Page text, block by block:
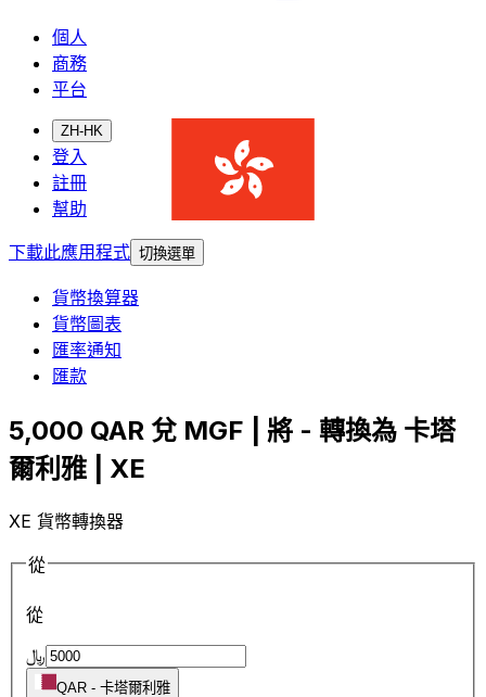
個人
商務
平台
ZH-HK
登入
註冊
幫助
下載此應用程式 切換選單
貨幣換算器
貨幣圖表
匯率通知
匯款
5,000 QAR 兌 MGF | 將 - 轉換為 卡塔
爾利雅 | XE
XE 貨幣轉換器
從
從
﷼
QAR - 卡塔爾利雅